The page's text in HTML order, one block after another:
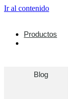
Ir al contenido
Productos
Blog